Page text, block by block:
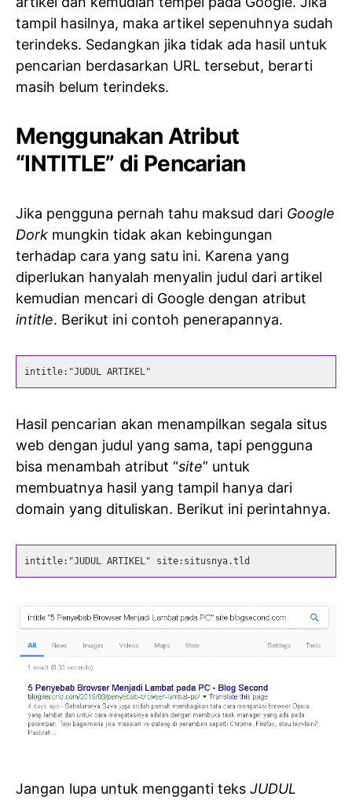
tampil hasilnya, maka artikel sepenuhnya sudah
terindeks. Sedangkan jika tidak ada hasil untuk
pencarian berdasarkan URL tersebut, berarti
masih belum terindeks.
Menggunakan Atribut
“INTITLE” di Pencarian
Jika pengguna pernah tahu maksud dari Google
Dork mungkin tidak akan kebingungan
terhadap cara yang satu ini. Karena yang
diperlukan hanyalah menyalin judul dari artikel
kemudian mencari di Google dengan atribut
intitle. Berikut ini contoh penerapannya.
intitle:"JUDUL ARTIKEL"
Hasil pencarian akan menampilkan segala situs
web dengan judul yang sama, tapi pengguna
bisa menambah atribut “site” untuk
membuatnya hasil yang tampil hanya dari
domain yang dituliskan. Berikut ini perintahnya.
intitle:"JUDUL ARTIKEL" site:situsnya.tld
Jangan lupa untuk mengganti teks JUDUL